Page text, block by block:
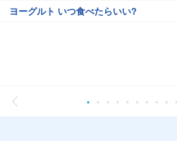
ヨーグルト いつ食べたらいい?